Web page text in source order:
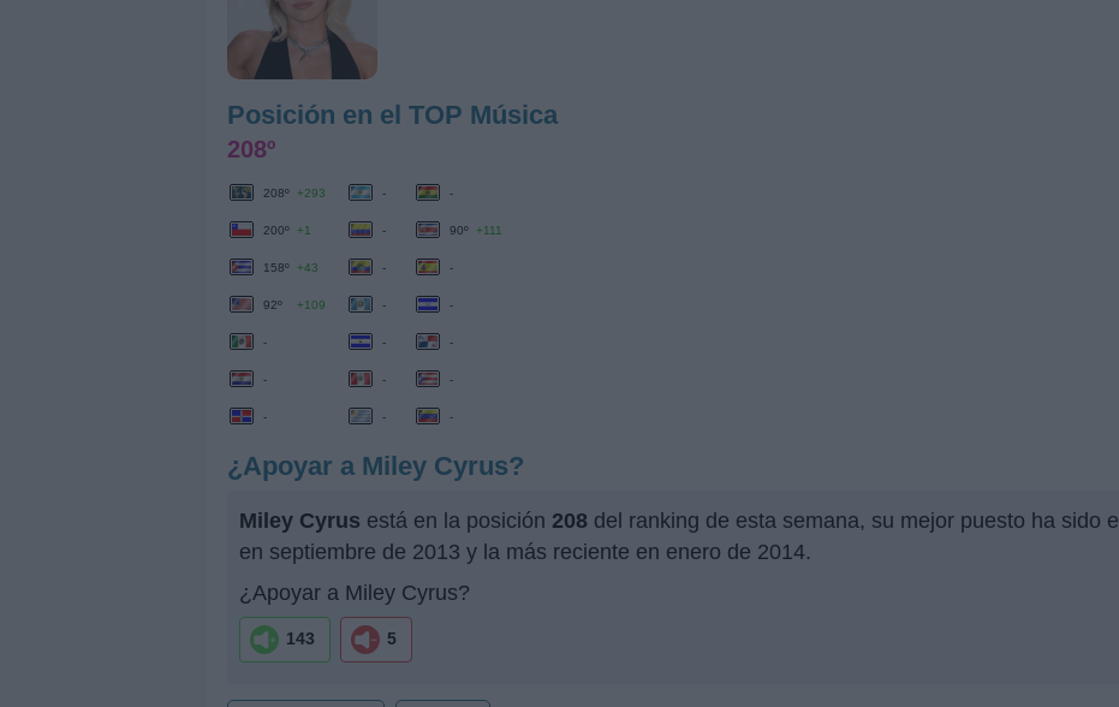
Posición en el TOP Música
208º
208º +293 - -
200º +1 - 90º +111
158º +43 - -
92º +109 - -
- - -
- - -
- - -
¿Apoyar a Miley Cyrus?
Miley Cyrus está en la posición 208 del ranking de esta semana, su mejor puesto ha sido el
en septiembre de 2013 y la más reciente en enero de 2014.
¿Apoyar a Miley Cyrus?
143 5